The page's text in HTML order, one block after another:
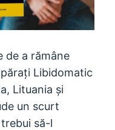
de a rămâne
Libidomatic
Lituania și
un scurt
să-l